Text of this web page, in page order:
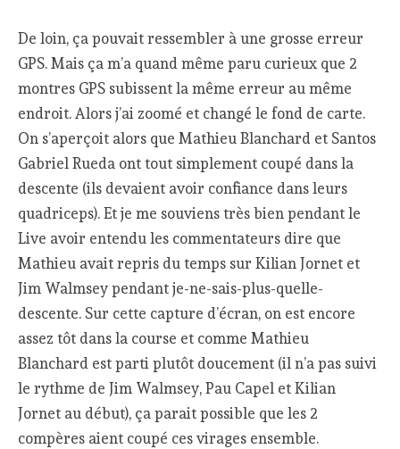
De loin, ça pouvait ressembler à une grosse erreur
GPS. Mais ça m’a quand même paru curieux que 2
montres GPS subissent la même erreur au même
endroit. Alors j’ai zoomé et changé le fond de carte.
On s’aperçoit alors que Mathieu Blanchard et Santos
Gabriel Rueda ont tout simplement coupé dans la
descente (ils devaient avoir confiance dans leurs
quadriceps). Et je me souviens très bien pendant le
Live avoir entendu les commentateurs dire que
Mathieu avait repris du temps sur Kilian Jornet et
Jim Walmsey pendant je-ne-sais-plus-quelle-
descente. Sur cette capture d’écran, on est encore
assez tôt dans la course et comme Mathieu
Blanchard est parti plutôt doucement (il n’a pas suivi
le rythme de Jim Walmsey, Pau Capel et Kilian
Jornet au début), ça parait possible que les 2
compères aient coupé ces virages ensemble.